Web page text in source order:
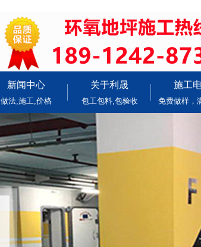
新闻中心
做法,施工,价格
关于利晟
包工包料,包验收
施工
免费做样，